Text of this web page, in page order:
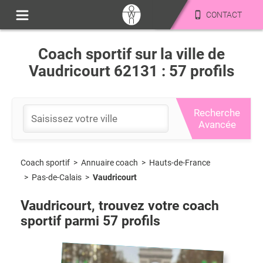
CONTACT
Coach sportif sur la ville de
Vaudricourt 62131 : 57 profils
Recherche
Avancée
Coach sportif > Annuaire coach > Hauts-de-France
> Pas-de-Calais > Vaudricourt
Vaudricourt, trouvez votre coach
sportif parmi 57 profils